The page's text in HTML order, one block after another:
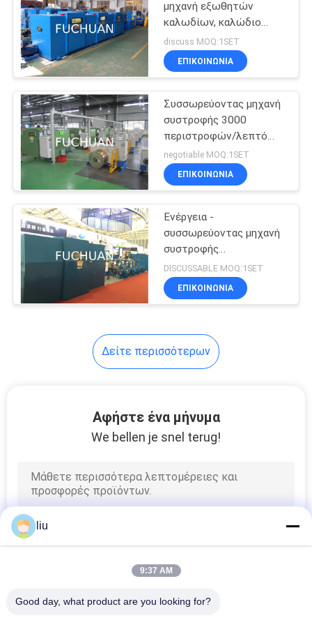
σύρμα μηχανή
εξώθησης
PVC μηχανή
εξώθησης
42
ενιαία
μηχάνημα
καλώδιο μηχανή
εξώθησης
μηχανή εξωθητών
καλωδίων, καλώδιο
χαλκού που στρίβει τη
μηχανή 630/800mm
discuss MOQ:1SET
ΕΠΙΚΟΙΝΩΝΊΑ
Συσσωρεύοντας μηχανή
συστροφής 3000
περιστροφών/λεπτό
διπλή για τα
σμαλτωμένα
κονσερβοποιημένα
negotiable MOQ:1SET
ΕΠΙΚΟΙΝΩΝΊΑ
Ενέργεια -
συσσωρεύοντας μηχανή
συστροφής
αποταμίευσης διπλή με
το ηλεκτρομαγνητικό
φρένο
DISCUSSABLE MOQ:1SET
ΕΠΙΚΟΙΝΩΝΊΑ
Δείτε περισσότερων
Αφήστε ένα μήνυμα
We bellen je snel terug!
liu
9:37 AM
Good day, what product are you looking for?